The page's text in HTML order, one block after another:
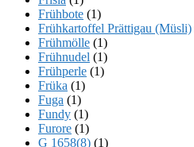
Frühbote (1)
Frühkartoffel Prättigau (Müsli)
Frühmölle (1)
Frühnudel (1)
Frühperle (1)
Früka (1)
Fuga (1)
Fundy (1)
Furore (1)
G 1658(8) (1)